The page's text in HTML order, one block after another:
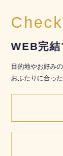
WEB完
目的地やお好み
おふたりに合っ